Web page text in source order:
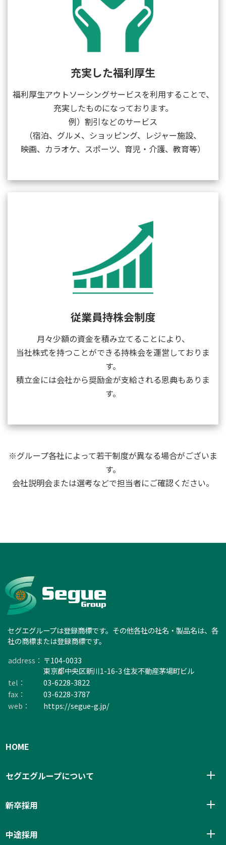
充実した福利厚生
福利厚生アウトソーシングサービスを利用することで、
充実したものになっております。
例）割引などのサービス
（宿泊、グルメ、ショッピング、レジャー施設、
映画、カラオケ、スポーツ、育児・介護、教育等）
従業員持株会制度
月々少額の資金を積み立てることにより、
当社株式を持つことができる持株会を運営しておりま
す。
積立金には会社から奨励金が支給される恩典もありま
す。
※グループ各社によって若干制度が異なる場合がございま
す。
会社説明会または選考などで担当者にご確認ください。
セグエグループは登録商標です。その他各社の社名・製品名は、各
社の商標または登録商標です。
address： 〒104-0033
東京都中央区新川1-16-3 住友不動産茅場町ビル
tel：
03-6228-3822
fax：
03-6228-3787
web：
https://segue-g.jp/
HOME
セグエグループについて
メ
ニ
開
す
新卒採用
メ
ニ
開
中途採用
メ
ニ